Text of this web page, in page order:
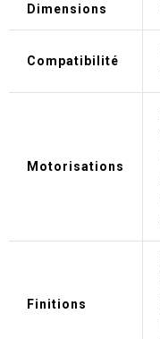
Dimensions
Compatibilité
Motorisations
Finitions